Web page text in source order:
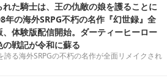
れた騎士は、王の仇敵の娘を護ることに
の海外SRPG不朽の名作『幻世録』全
、体験版配信開始。ダーティーヒーロー
戦記が令和に蘇る
誇る海外SRPGの不朽の名作が全面リメイクされ